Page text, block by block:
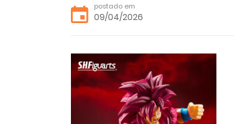
postado em
09/04/2026